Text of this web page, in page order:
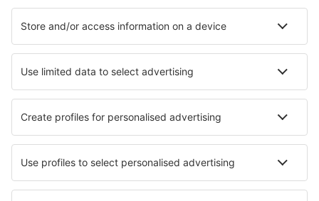
Alojamentos
Voo+Hotel
Hotéis
Transferência
Atrações
Eventos desportivos
Saiba mais
Aplicação de telemóvel
Linhas aéreas